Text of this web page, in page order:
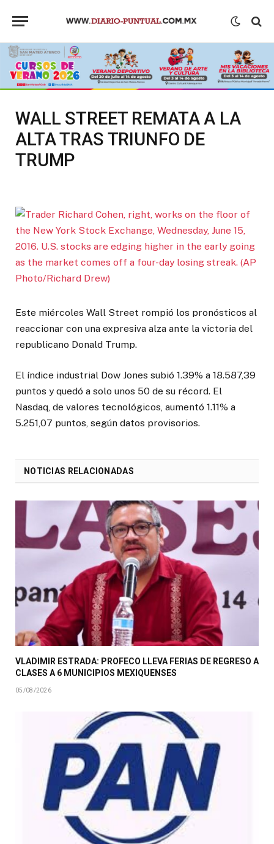
WALL STREET REMATA A LA
ALTA TRAS TRIUNFO DE
TRUMP
Este miércoles Wall Street rompió los pronósticos al
reaccionar con una expresiva alza ante la victoria del
republicano Donald Trump.
El índice industrial Dow Jones subió 1.39% a 18.587,39
puntos y quedó a solo unos 50 de su récord. El
Nasdaq, de valores tecnológicos, aumentó 1.11% a
5.251,07 puntos, según datos provisorios.
NOTICIAS RELACIONADAS
VLADIMIR ESTRADA: PROFECO LLEVA FERIAS DE REGRESO A
CLASES A 6 MUNICIPIOS MEXIQUENSES
05/08/2026